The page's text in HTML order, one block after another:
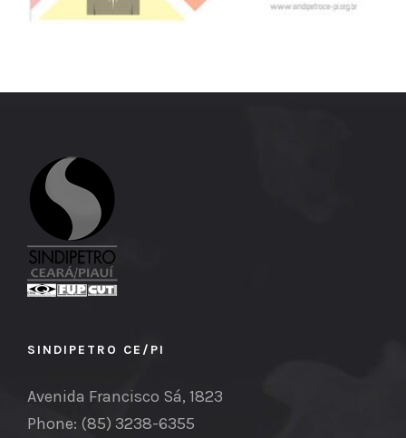
SINDIPETRO CE/PI
Avenida Francisco Sá, 1823
Phone: (85) 3238-6355